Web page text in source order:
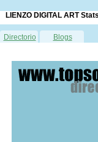
LIENZO DIGITAL ART
Directorio Blogs